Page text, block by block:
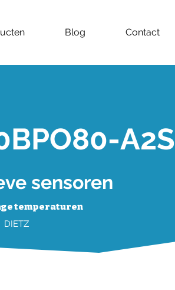
Blog Contact
sensoren
temperaturen
DIETZ
A2S